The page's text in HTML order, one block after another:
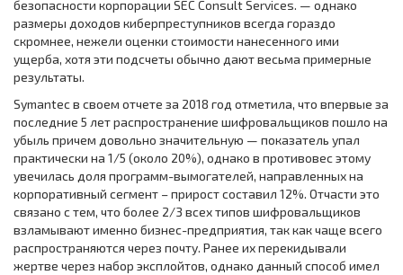
безопасности корпорации SEC Consult Services. — однако
размеры доходов киберпреступников всегда гораздо
скромнее, нежели оценки стоимости нанесенного ими
ущерба, хотя эти подсчеты обычно дают весьма примерные
результаты.
Symantec в своем отчете за 2018 год отметила, что впервые за
последние 5 лет распространение шифровальщиков пошло на
убыль причем довольно значительную — показатель упал
практически на 1/5 (около 20%), однако в противовес этому
увечилась доля программ-вымогателей, направленных на
корпоративный сегмент – прирост составил 12%. Отчасти это
связано с тем, что более 2/3 всех типов шифровальщиков
взламывают именно бизнес-предприятия, так как чаще всего
распространяются через почту. Ранее их перекидывали
жертве через набор эксплойтов, однако данный способ имел